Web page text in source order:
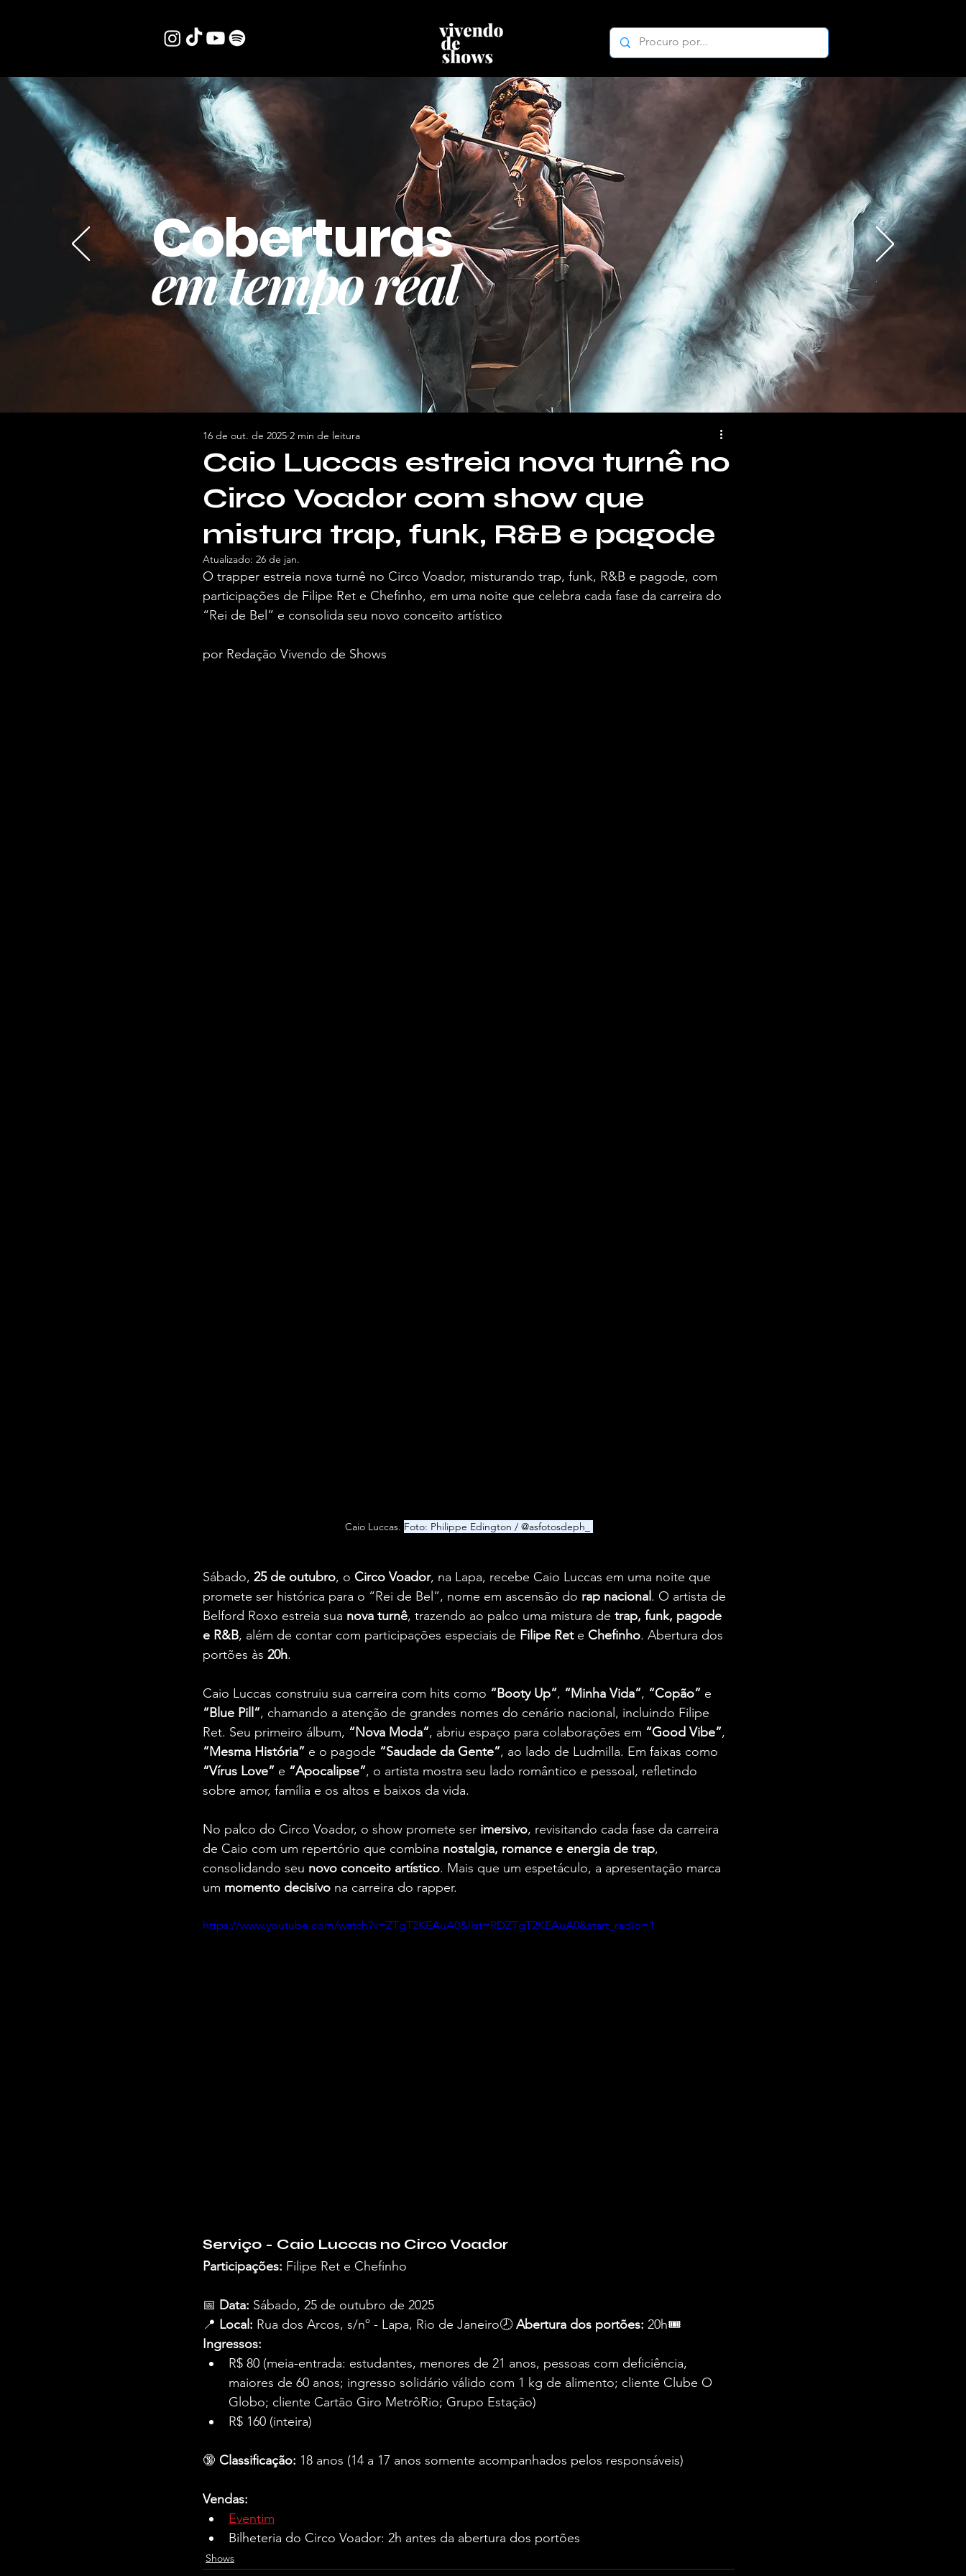
Coberturas
em tempo real
Caio Luccas estreia nova turnê no
Circo Voador com show que
mistura trap, funk, R&B e pagode
16 de out. de 2025 2 min de leitura
Atualizado: 26 de jan.
O trapper estreia nova turnê no Circo Voador, misturando trap, funk, R&B e pagode, com
participações de Filipe Ret e Chefinho, em uma noite que celebra cada fase da carreira do
“Rei de Bel” e consolida seu novo conceito artístico
por Redação Vivendo de Shows
Caio Luccas. Foto: Philippe Edington / @asfotosdeph_
Sábado, 25 de outubro, o Circo Voador, na Lapa, recebe Caio Luccas em uma noite que
promete ser histórica para o “Rei de Bel”, nome em ascensão do rap nacional . O artista de
Belford Roxo estreia sua nova turnê, trazendo ao palco uma mistura de trap, funk, pagode
e R&B, além de contar com participações especiais de Filipe Ret e Chefinho. Abertura dos
portões às 20h.
Caio Luccas construiu sua carreira com hits como “Booty Up”, “Minha Vida”, “Copão” e
“Blue Pill”, chamando a atenção de grandes nomes do cenário nacional, incluindo Filipe
Ret. Seu primeiro álbum, “Nova Moda”, abriu espaço para colaborações em “Good Vibe”,
“Mesma História” e o pagode “Saudade da Gente”, ao lado de Ludmilla. Em faixas como
“Vírus Love” e “Apocalipse”, o artista mostra seu lado romântico e pessoal, refletindo
sobre amor, família e os altos e baixos da vida.
No palco do Circo Voador, o show promete ser imersivo, revisitando cada fase da carreira
de Caio com um repertório que combina nostalgia, romance e energia de trap,
consolidando seu novo conceito artístico. Mais que um espetáculo, a apresentação marca
um momento decisivo na carreira do rapper.
https://www.youtube.com/watch?v=ZTgT2KEAuA0&list=RDZTgT2KEAuA0&start_radio=1
Serviço - Caio Luccas no Circo Voador
Participações: Filipe Ret e Chefinho
📅 Data: Sábado, 25 de outubro de 2025
📍 Local: Rua dos Arcos, s/nº - Lapa, Rio de Janeiro🕗 Abertura dos portões: 20h🎟
Ingressos:
R$ 80 (meia-entrada: estudantes, menores de 21 anos, pessoas com deficiência,
maiores de 60 anos; ingresso solidário válido com 1 kg de alimento; cliente Clube O
Globo; cliente Cartão Giro MetrôRio; Grupo Estação)
R$ 160 (inteira)
🔞 Classificação: 18 anos (14 a 17 anos somente acompanhados pelos responsáveis)
Vendas:
Eventim
Bilheteria do Circo Voador: 2h antes da abertura dos portões
Shows